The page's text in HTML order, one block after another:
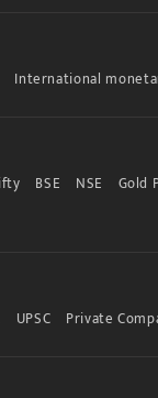
International
BSE NSE Gold
UPSC Private